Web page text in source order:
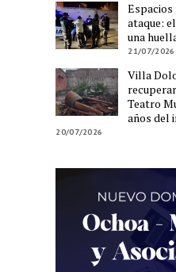
ataque:
una
21/07/2026
Villa
Teatro
años del
20/07/2026